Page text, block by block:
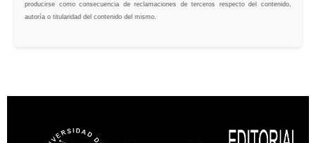
producirse como consecuencia de reclamaciones de terceros respecto del contenido,
autoría o titularidad del contenido del mismo.